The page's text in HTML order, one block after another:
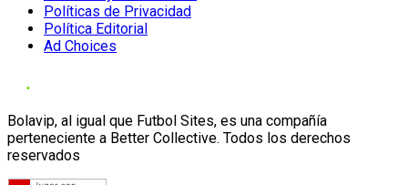
Políticas de Privacidad
Política Editorial
Ad Choices
Bolavip, al igual que Futbol Sites, es una compañía
perteneciente a Better Collective. Todos los derechos
reservados